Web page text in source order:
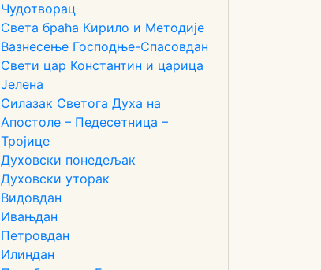
Чудотворац
Света браћа Кирило и Методије
Вазнесење Господње-Спасовдан
Свети цар Константин и царица
Јелена
Силазак Светога Духа на
Апостоле – Педесетница –
Тројице
Духовски понедељак
Духовски уторак
Видовдан
Ивањдан
Петровдан
Илиндан